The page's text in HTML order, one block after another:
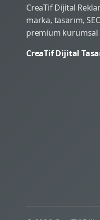
CreaTif Dijital
marka, tasarım,
premium kurumsal
CreaTif Dijital